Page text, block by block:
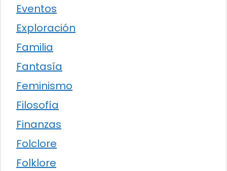
Eventos
Exploración
Familia
Fantasía
Feminismo
Filosofía
Finanzas
Folclore
Folklore